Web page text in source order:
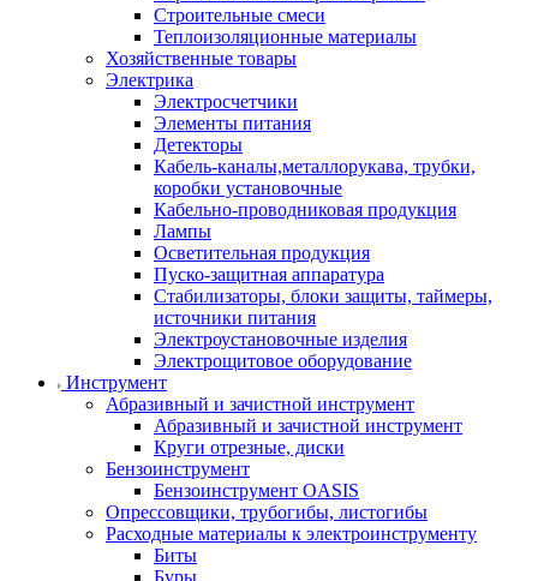
Строительные смеси
Теплоизоляционные материалы
Хозяйственные товары
Электрика
Электросчетчики
Элементы питания
Детекторы
Кабель-каналы,металлорукава, трубки,
коробки установочные
Кабельно-проводниковая продукция
Лампы
Осветительная продукция
Пуско-защитная аппаратура
Стабилизаторы, блоки защиты, таймеры,
источники питания
Электроустановочные изделия
Электрощитовое оборудование
Инструмент
Абразивный и зачистной инструмент
Абразивный и зачистной инструмент
Круги отрезные, диски
Бензоинструмент
Бензоинструмент OASIS
Опрессовщики, трубогибы, листогибы
Расходные материалы к электроинструменту
Биты
Буры